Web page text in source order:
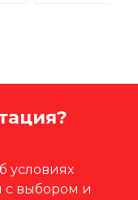
условиях
с выбором и